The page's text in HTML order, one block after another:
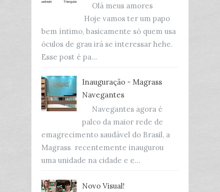
Olá meus amores
Hoje vamos ter um papo
bem íntimo, basicamente só quem usa
óculos de grau irá se interessar hehe.
Esse post é pa...
Inauguração - Magrass
Navegantes
Navegantes agora é
palco da maior rede de
emagrecimento saudável do Brasil, a
Magrass recentemente inaugurou
uma unidade na cidade e e...
Novo Visual!